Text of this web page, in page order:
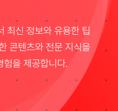
최신 정보와 유용한 팁
콘텐츠와 전문 지식을
험을 제공합니다.